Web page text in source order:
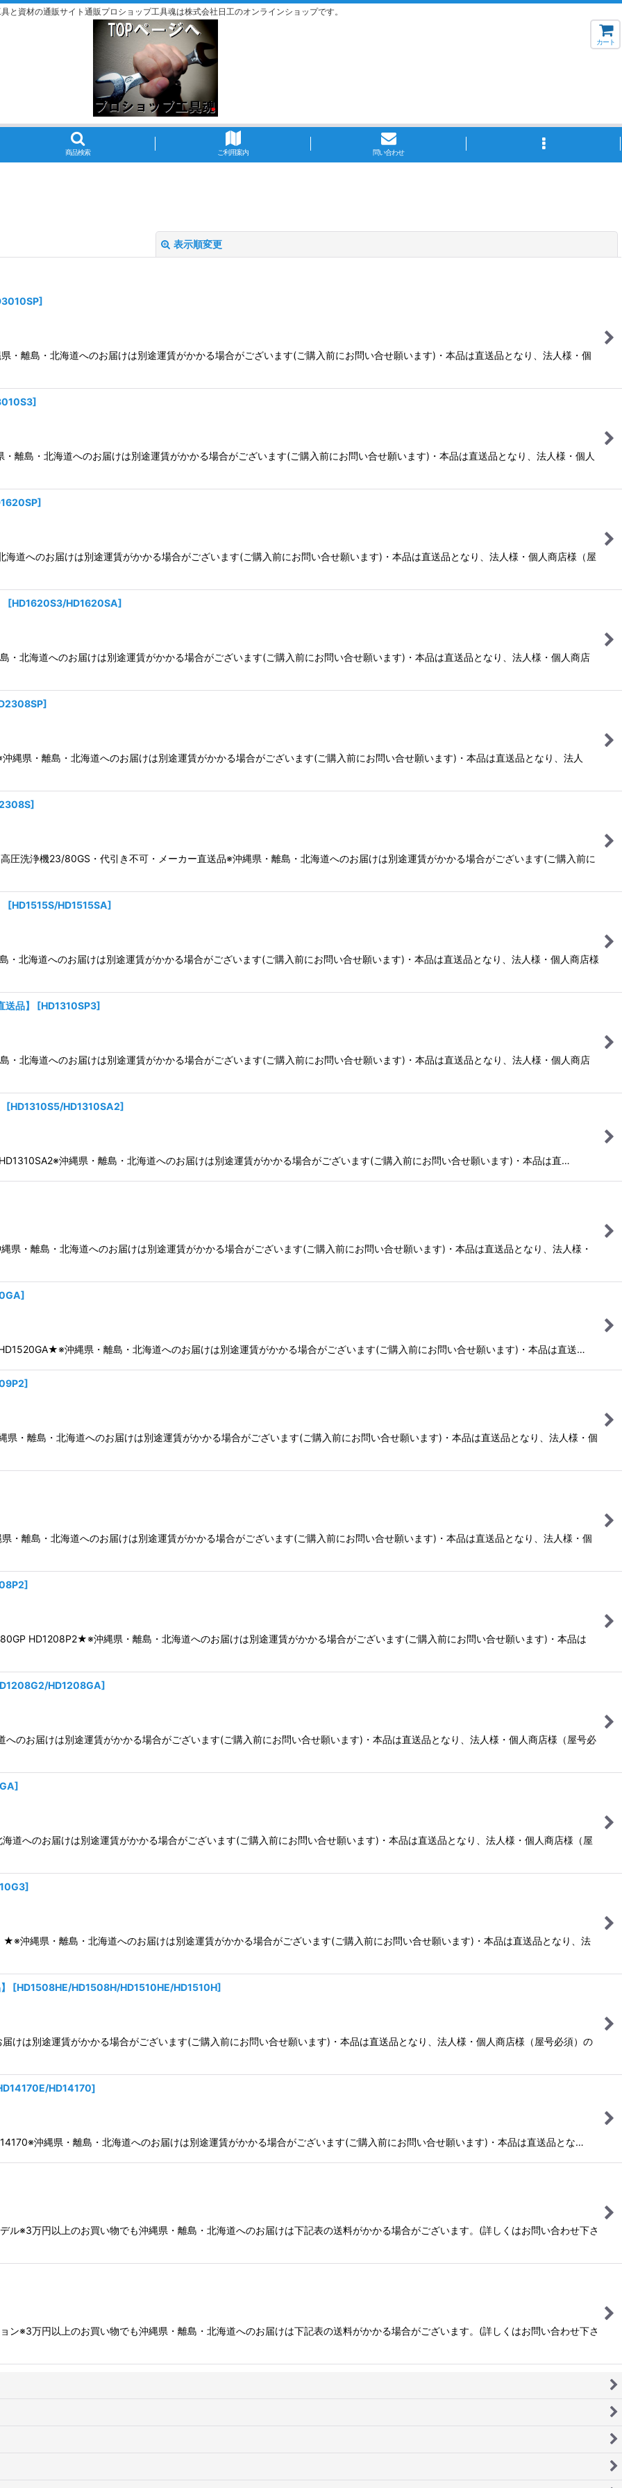
と資材の通販サイト通販プロショップ工具魂は株式会社日工のオンラインショップです。
カート
商品検索 ご利用案内 問い合わせ
表示順変更
絞り込む
]
離島・北海道へのお届けは別途運賃がかかる場合がございます(ご購入前にお問い合せ願います)・本品は直送品となり、法人様・個
]
離島・北海道へのお届けは別途運賃がかかる場合がございます(ご購入前にお問い合せ願います)・本品は直送品となり、法人様・個人
]
道へのお届けは別途運賃がかかる場合がございます(ご購入前にお問い合せ願います)・本品は直送品となり、法人様・個人商店様（屋
[HD1620S3/HD1620SA]
北海道へのお届けは別途運賃がかかる場合がございます(ご購入前にお問い合せ願います)・本品は直送品となり、法人様・個人商店
]
県・離島・北海道へのお届けは別途運賃がかかる場合がございます(ご購入前にお問い合せ願います)・本品は直送品となり、法人
]
洗浄機23/80GS・代引き不可・メーカー直送品※沖縄県・離島・北海道へのお届けは別途運賃がかかる場合がございます(ご購入前に
[HD1515S/HD1515SA]
北海道へのお届けは別途運賃がかかる場合がございます(ご購入前にお問い合せ願います)・本品は直送品となり、法人様・個人商店様
品】 [HD1310SP3]
北海道へのお届けは別途運賃がかかる場合がございます(ご購入前にお問い合せ願います)・本品は直送品となり、法人様・個人商店
[HD1310S5/HD1310SA2]
沖縄県・離島・北海道へのお届けは別途運賃がかかる場合がございます(ご購入前にお問い合せ願います)・本品は直…
・離島・北海道へのお届けは別途運賃がかかる場合がございます(ご購入前にお問い合せ願います)・本品は直送品となり、法人様・
]
沖縄県・離島・北海道へのお届けは別途運賃がかかる場合がございます(ご購入前にお問い合せ願います)・本品は直送…
]
離島・北海道へのお届けは別途運賃がかかる場合がございます(ご購入前にお問い合せ願います)・本品は直送品となり、法人様・個
離島・北海道へのお届けは別途運賃がかかる場合がございます(ご購入前にお問い合せ願います)・本品は直送品となり、法人様・個
]
HD1208P2★※沖縄県・離島・北海道へのお届けは別途運賃がかかる場合がございます(ご購入前にお問い合せ願います)・本品は
HD1208GA]
のお届けは別途運賃がかかる場合がございます(ご購入前にお問い合せ願います)・本品は直送品となり、法人様・個人商店様（屋号必
]
へのお届けは別途運賃がかかる場合がございます(ご購入前にお問い合せ願います)・本品は直送品となり、法人様・個人商店様（屋
]
沖縄県・離島・北海道へのお届けは別途運賃がかかる場合がございます(ご購入前にお問い合せ願います)・本品は直送品となり、法
[HD1508HE/HD1508H/HD1510HE/HD1510H]
けは別途運賃がかかる場合がございます(ご購入前にお問い合せ願います)・本品は直送品となり、法人様・個人商店様（屋号必須）の
HD14170]
沖縄県・離島・北海道へのお届けは別途運賃がかかる場合がございます(ご購入前にお問い合せ願います)・本品は直送品とな…
万円以上のお買い物でも沖縄県・離島・北海道へのお届けは下記表の送料がかかる場合がございます。(詳しくはお問い合わせ下さ
万円以上のお買い物でも沖縄県・離島・北海道へのお届けは下記表の送料がかかる場合がございます。(詳しくはお問い合わせ下さ